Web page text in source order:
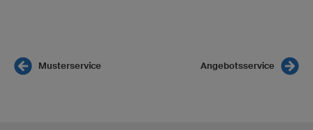
Musterservice Angebotsservice